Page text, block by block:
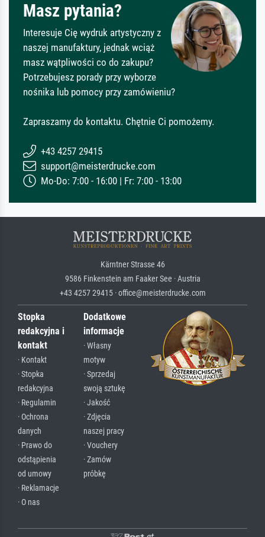
Masz pytania?
Interesuje Cię wydruk artystyczny z
naszej manufaktury, jednak wciąż
masz wątpliwości co do zakupu?
Potrzebujesz porady przy wyborze
nośnika lub pomocy przy zamówieniu?
Zapraszamy do kontaktu. Chętnie Ci pomożemy.
+43 4257 29415
support@meisterdrucke.com
Mo-Do: 7:00 - 16:00 | Fr: 7:00 - 13:00
Kärntner Strasse 46
9586 Finkenstein am Faaker See · Austria
+43 4257 29415 · office@meisterdrucke.com
Stopka
redakcyjna i
kontakt
· Kontakt
· Stopka
redakcyjna
· Regulamin
· Ochrona
danych
· Prawo do
odstąpienia
od umowy
· Reklamacje
· O nas
Dodatkowe
informacje
· Własny
motyw
· Sprzedaj
swoją sztukę
· Jakość
· Zdjęcia
naszej pracy
· Vouchery
· Zamów
próbkę